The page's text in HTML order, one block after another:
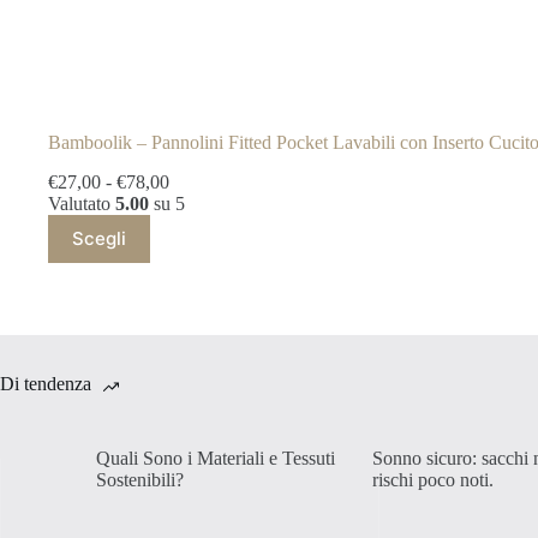
Bamboolik – Pannolini Fitted Pocket Lavabili con Inserto Cucito
€27,00 - €78,00Fascia
di
Valutato 5.00 su 5
Scegli
ha
pagina
del
Di tendenza
Quali Sono i Materiali e Tessuti
Sostenibili?
Sonno sicuro: sacchi
rischi poco noti.